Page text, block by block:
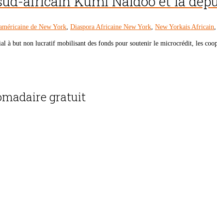
de New York, Diaspora Africaine New York, New Yorkais Africain
à but non lucratif mobilisant des fonds pour soutenir le microcrédit, les
gratuit